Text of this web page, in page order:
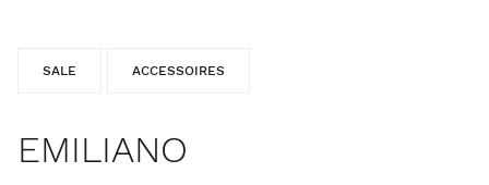
SALE ACCESSOIRES
EMILIANO